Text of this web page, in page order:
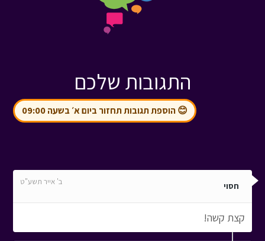
התגובות שלכם
😊 הוספת תגובות תחזור ביום א׳ בשעה 09:00
חסוי ב' אייר תשע"ט
קצת קשה!